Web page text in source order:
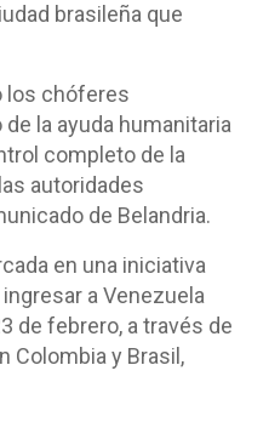
brasileña que
los chóferes
la ayuda humanitaria
completo de la
autoridades
de Belandria.
en una iniciativa
a Venezuela
de febrero, a través de
Colombia y Brasil,